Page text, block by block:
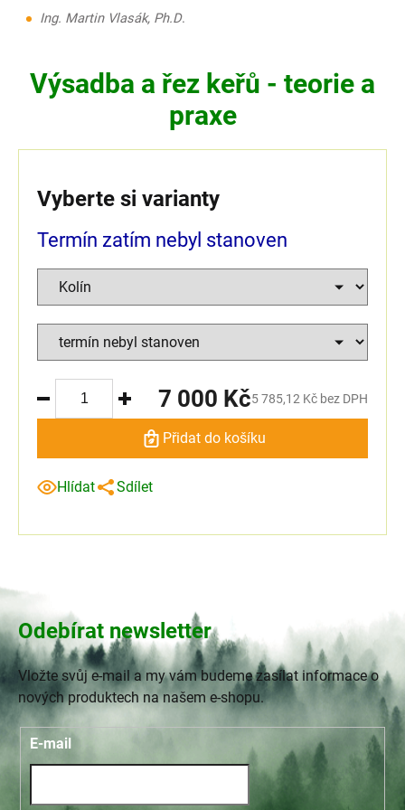
Výsadba a řez keřů - teorie a
praxe
Ing. Martin Vlasák, Ph.D.
Vyberte si varianty
Termín zatím nebyl stanoven
7 000 Kč5 785,12 Kč bez DPH
Přidat do košíku
Hlídat Sdílet
Odebírat newsletter
Vložte svůj e-mail a my vám budeme zasílat informace o
nových produktech na našem e-shopu.
E-mail